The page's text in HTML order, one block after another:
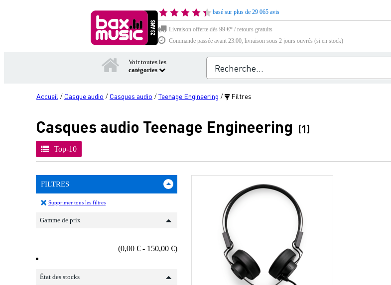
basé sur plus de 29 065 avis
Livraison offerte dès 99 €* / retours gratuits
Commande passée avant 23:00, livraison sous 2 jours ouvrés (si en stock)
Voir toutes les
catégories
Accueil / Casque audio / Casques audio /Teenage Engineering / Filtres
Casques audio Teenage Engineering (1)
Top-10
FILTRES
Supprimer tous les filtres
Gamme de prix
(0,00 € - 150,00 €)
État des stocks